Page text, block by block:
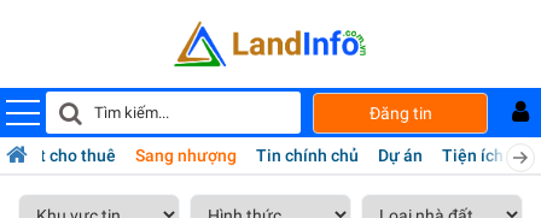
Đăng tin
đất cho thuê Sang nhượng Tin chính chủ Dự án Tiện ích